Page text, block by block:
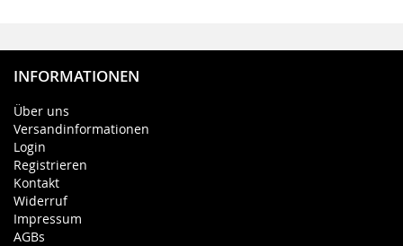
INFORMATIONEN
Über uns
Versandinformationen
Login
Registrieren
Kontakt
Widerruf
Impressum
AGBs